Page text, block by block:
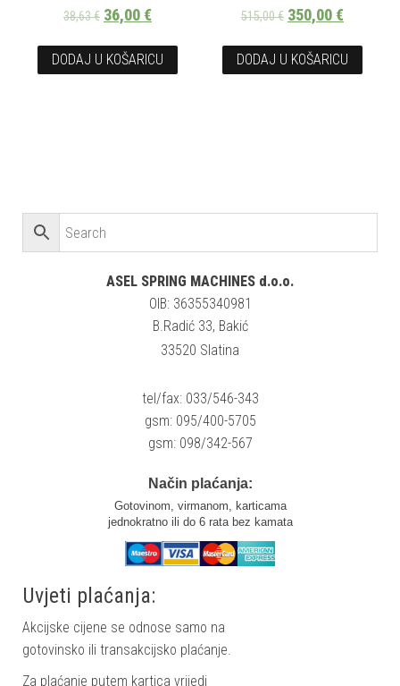
38,63€ 36,00€
DODAJ U KOŠARICU
515,00€ 350,00€
DODAJ U KOŠARICU
ASEL SPRING MACHINES d.o.o.
OIB: 36355340981
B.Radić 33, Bakić
33520 Slatina
tel/fax: 033/546-343
gsm: 095/400-5705
gsm: 098/342-567
Način plaćanja:
Gotovinom, virmanom, karticama
jednokratno ili do 6 rata bez kamata
Uvjeti plaćanja:
Akcijske cijene se odnose samo na
gotovinsko ili transakcijsko plaćanje.
Za plaćanje putem kartica vrijedi